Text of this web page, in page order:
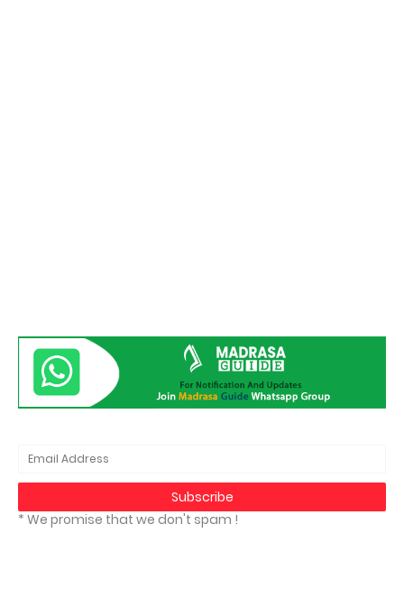
* We promise that we don't spam !